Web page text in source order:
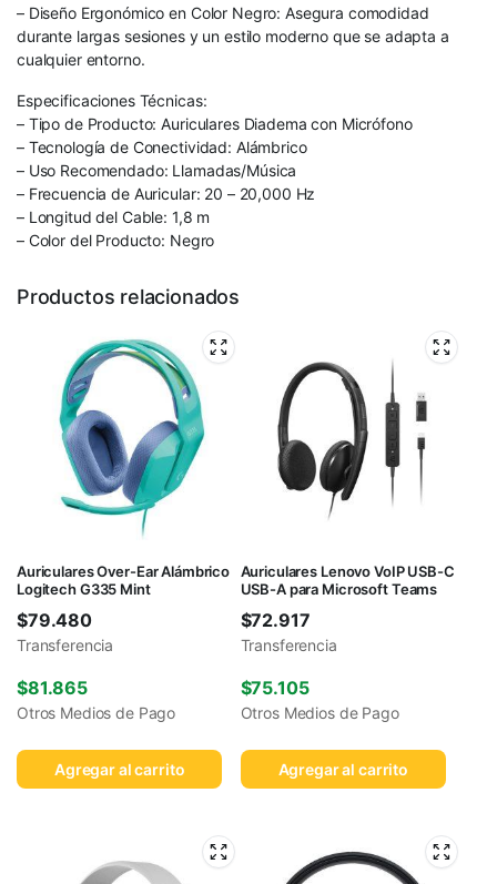
– Diseño Ergonómico en Color Negro: Asegura comodidad
durante largas sesiones y un estilo moderno que se adapta a
cualquier entorno.
Especificaciones Técnicas:
– Tipo de Producto: Auriculares Diadema con Micrófono
– Tecnología de Conectividad: Alámbrico
– Uso Recomendado: Llamadas/Música
– Frecuencia de Auricular: 20 – 20,000 Hz
– Longitud del Cable: 1,8 m
– Color del Producto: Negro
Productos relacionados
Auriculares Over-Ear Alámbrico
Logitech G335 Mint
$79.480
Transferencia
$81.865
Otros Medios de Pago
Agregar al carrito
Auriculares Lenovo VoIP USB-C
USB-A para Microsoft Teams
$72.917
Transferencia
$75.105
Otros Medios de Pago
Agregar al carrito